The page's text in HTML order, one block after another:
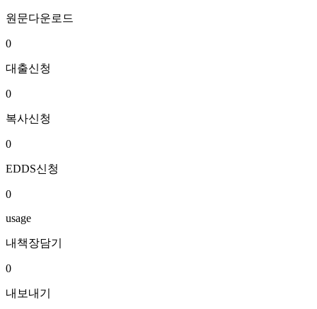
원문다운로드
0
대출신청
0
복사신청
0
EDDS신청
0
usage
내책장담기
0
내보내기